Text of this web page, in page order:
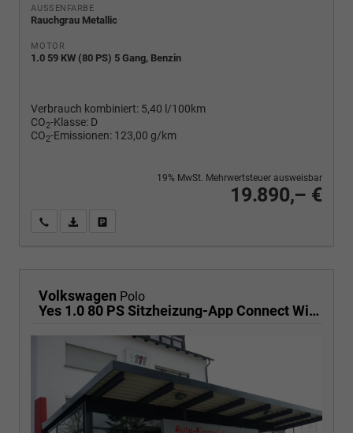
AUSSENFARBE
Rauchgrau Metallic
MOTOR
1.0 59 KW (80 PS) 5 Gang, Benzin
Verbrauch kombiniert: 5,40 l/100km
CO2-Klasse: D
CO2-Emissionen: 123,00 g/km
19.890,– €
19% MwSt. Mehrwertsteuer ausweisbar
Wir rufen Sie anPDF-Fahrzeugexposé drucken
Volkswagen Polo
Yes 1.0 80 PS Sitzheizung-App Connect Wireless-Einparkhilfe-Klima-Sofort